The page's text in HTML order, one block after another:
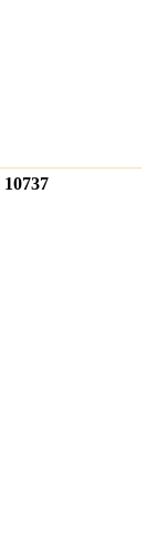
10737